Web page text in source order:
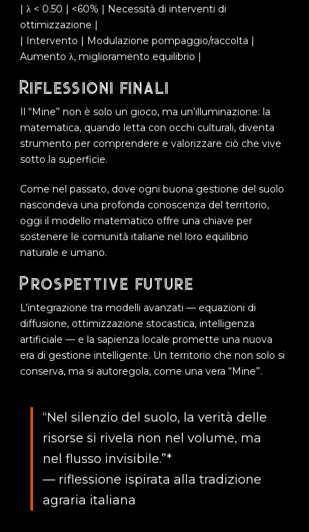
| λ < 0.50 | <60% | Necessità di interventi di
ottimizzazione |
| Intervento | Modulazione pompaggio/raccolta |
Aumento λ, miglioramento equilibrio |
Riflessioni finali
Il “Mine” non è solo un gioco, ma un’illuminazione: la
matematica, quando letta con occhi culturali, diventa
strumento per comprendere e valorizzare ciò che vive
sotto la superficie.
Come nel passato, dove ogni buona gestione del suolo
nascondeva una profonda conoscenza del territorio,
oggi il modello matematico offre una chiave per
sostenere le comunità italiane nel loro equilibrio
naturale e umano.
Prospettive future
L’integrazione tra modelli avanzati — equazioni di
diffusione, ottimizzazione stocastica, intelligenza
artificiale — e la sapienza locale promette una nuova
era di gestione intelligente. Un territorio che non solo si
conserva, ma si autoregola, come una vera “Mine”.
“Nel silenzio del suolo, la verità delle
risorse si rivela non nel volume, ma
nel flusso invisibile.”*
— riflessione ispirata alla tradizione
agraria italiana